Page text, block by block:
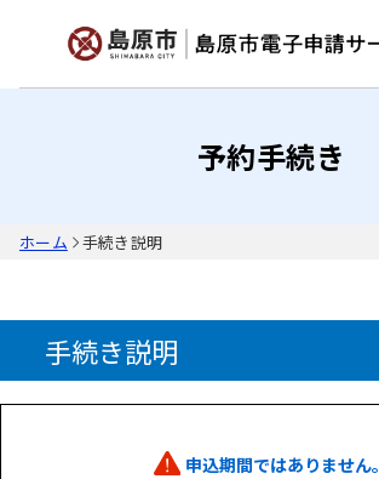
予約手続き
ホーム 手続き説明
手続き説明
申込期間ではありません。